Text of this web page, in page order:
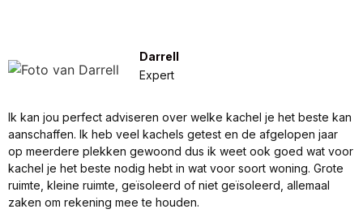
Darrell
Expert
Ik kan jou perfect adviseren over welke kachel je het beste kan
aanschaffen. Ik heb veel kachels getest en de afgelopen jaar
op meerdere plekken gewoond dus ik weet ook goed wat voor
kachel je het beste nodig hebt in wat voor soort woning. Grote
ruimte, kleine ruimte, geïsoleerd of niet geïsoleerd, allemaal
zaken om rekening mee te houden.